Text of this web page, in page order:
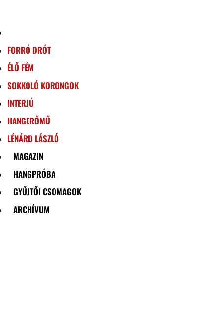
FORRÓ DRÓT
ÉLŐ FÉM
SOKKOLÓ KORONGOK
INTERJÚ
HANGERŐMŰ
LÉNÁRD LÁSZLÓ
MAGAZIN
HANGPRÓBA
GYŰJTŐI CSOMAGOK
ARCHÍVUM